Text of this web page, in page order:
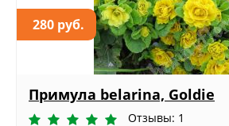
280 руб.
Примула belarina, Goldie
Отзывы: 1